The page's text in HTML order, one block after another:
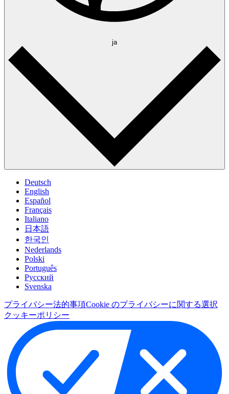
ja
Deutsch
English
Español
Français
Italiano
日本語
한국인
Nederlands
Polski
Português
Pусский
Svenska
プライバシー法的事項Cookie のプライバシーに関する選択
クッキーポリシー